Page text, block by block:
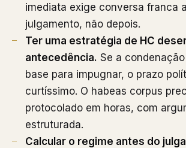
imediata exige conversa franca
julgamento, não depois.
Ter uma estratégia de HC
antecedência. Se a
base para impugnar, o prazo
curtíssimo. O habeas corpus
protocolado em horas, com
estruturada.
Calcular o regime antes do